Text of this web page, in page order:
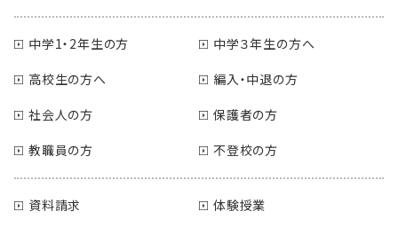
中学1・2年生の方
中学３年生の方へ
高校生の方へ
編入・中退の方
社会人の方
保護者の方
教職員の方
不登校の方
資料請求
体験授業